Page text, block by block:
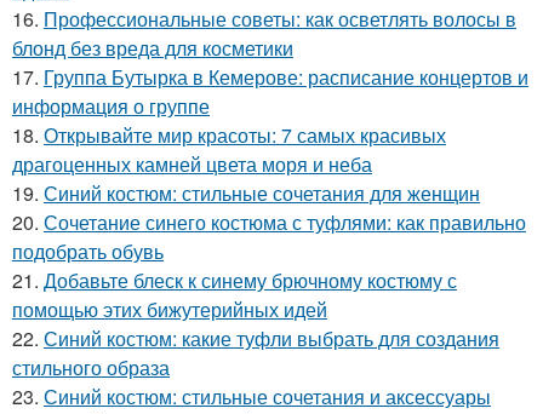
16. Профессиональные советы: как осветлять волосы в
блонд без вреда для косметики
17. Группа Бутырка в Кемерове: расписание концертов и
информация о группе
18. Открывайте мир красоты: 7 самых красивых
драгоценных камней цвета моря и неба
19. Синий костюм: стильные сочетания для женщин
20. Сочетание синего костюма с туфлями: как правильно
подобрать обувь
21. Добавьте блеск к синему брючному костюму с
помощью этих бижутерийных идей
22. Синий костюм: какие туфли выбрать для создания
стильного образа
23. Синий костюм: стильные сочетания и аксессуары